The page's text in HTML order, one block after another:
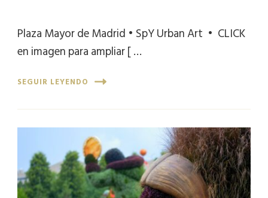
Plaza Mayor de Madrid • SpY Urban Art • CLICK
en imagen para ampliar [ …
SEGUIR LEYENDO